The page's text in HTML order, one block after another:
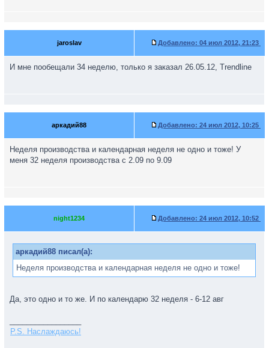
jaroslav Добавлено: 04 июл 2012, 21:23
И мне пообещали 34 неделю, только я заказал 26.05.12, Trendline
аркадий88 Добавлено: 24 июл 2012, 10:25
Неделя производства и календарная неделя не одно и тоже! У
меня 32 неделя производства с 2.09 по 9.09
night1234 Добавлено: 24 июл 2012, 10:52
аркадий88 писал(а):
Неделя производства и календарная неделя не одно и тоже!
Да, это одно и то же. И по календарю 32 неделя - 6-12 авг
P.S. Наслаждаюсь!